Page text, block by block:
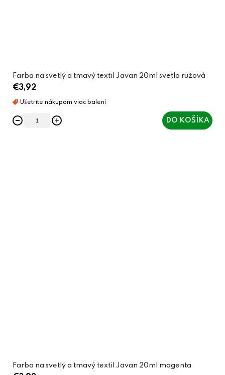
Farba na svetlý a tmavý textil Javan 20ml svetlo ružová
€3,92
DO KOŠÍKA
Farba na svetlý a tmavý textil Javan 20ml magenta